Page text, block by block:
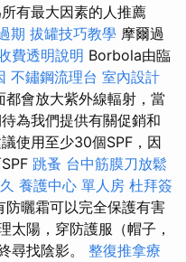
有最大因素的人推薦
期 拔罐技巧教學 摩爾過
費透明說明 Borbola由臨
不鏽鋼流理台 室內設計
都會放大紫外線輻射，當
為我們提供有關促銷和
使用至少30個SPF，因
跳蚤 台中筋膜刀放鬆
養護中心 單人房 杜拜簽
防曬霜可以完全保護有害
太陽，穿防護服（帽子，
尋找陰影。 整復推拿療